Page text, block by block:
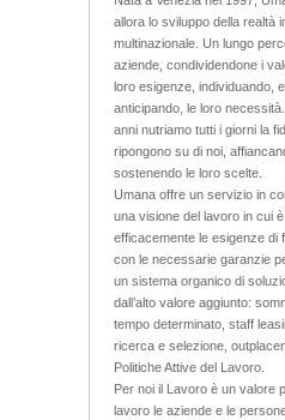
allora lo sviluppo della realtà
multinazionale. Un lungo
aziende, condividendone i
loro esigenze, individuando,
anticipando, le loro
anni nutriamo tutti i giorni la
ripongono su di noi,
sostenendo le loro scelte.
Umana offre un servizio in
una visione del lavoro in cui
efficacemente le esigenze di
con le necessarie garanzie
un sistema organico di
dall’alto valore aggiunto:
tempo determinato, staff
ricerca e selezione,
Politiche Attive del Lavoro.
Per noi il Lavoro è un valore
lavoro le aziende e le